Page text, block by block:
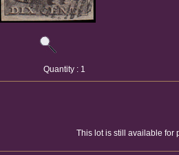
Quantity : 1
This lot is still available for